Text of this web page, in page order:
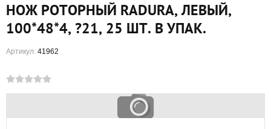
НОЖ РОТОРНЫЙ RADURA, ЛЕВЫЙ,
100*48*4, ?21, 25 ШТ. В УПАК.
Артикул: 41962